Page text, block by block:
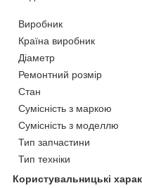
Виробник
Країна виробник
Діаметр
Ремонтний розмір
Стан
Сумісність з маркою
Сумісність з моделлю
Тип запчастини
Тип техніки
Користувальницькі